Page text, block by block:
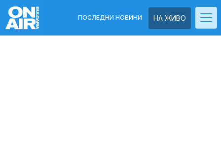
НА ЖИВО
ПОСЛЕДНИ НОВИНИ